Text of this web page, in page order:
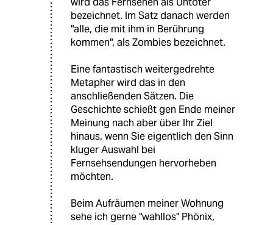
bezeichnet. Im Satz danach werden
"alle, die mit ihm in Berührung
kommen", als Zombies bezeichnet.
Eine fantastisch weitergedrehte
Metapher wird das in den
anschließenden Sätzen. Die
Geschichte schießt gen Ende meiner
Meinung nach aber über Ihr Ziel
hinaus, wenn Sie eigentlich den Sinn
kluger Auswahl bei
Fernsehsendungen hervorheben
möchten.
Beim Aufräumen meiner Wohnung
sehe ich gerne "wahllos" Phönix,